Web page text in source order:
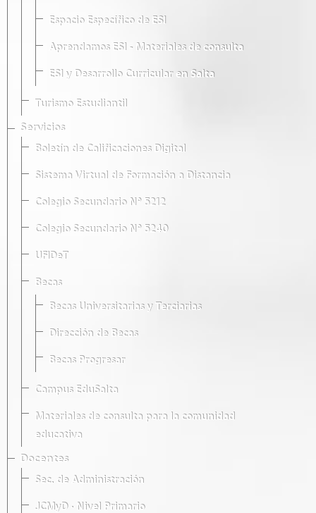
Espacio Específico de ESI
Aprendamos ESI - Materiales de consulta
ESI y Desarrollo Curricular en Salta
Turismo Estudiantil
Servicios
Boletín de Calificaciones Digital
Sistema Virtual de Formación a Distancia
Colegio Secundario Nº 5212
Colegio Secundario Nº 5240
UFIDeT
Becas
Becas Universitarias y Terciarias
Dirección de Becas
Becas Progresar
Campus EduSalta
Materiales de consulta para la comunidad
educativa
Docentes
Sec. de Administración
JCMyD · Nivel Primario